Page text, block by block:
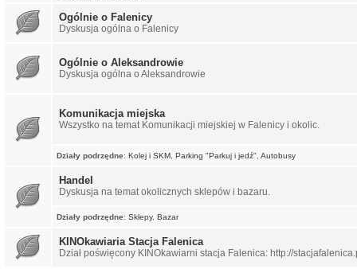
Ogólnie o Falenicy
Dyskusja ogólna o Falenicy
Ogólnie o Aleksandrowie
Dyskusja ogólna o Aleksandrowie
Komunikacja miejska
Wszystko na temat Komunikacji miejskiej w Falenicy i okolic.
Działy podrzędne: Kolej i SKM Parking "Parkuj i jedź" Autobusy
Handel
Dyskusja na temat okolicznych sklepów i bazaru.
Działy podrzędne: Sklepy, Bazar
KINOkawiaria Stacja Falenica
Dział poświęcony KINOkawiarni stacja Falenica: http://